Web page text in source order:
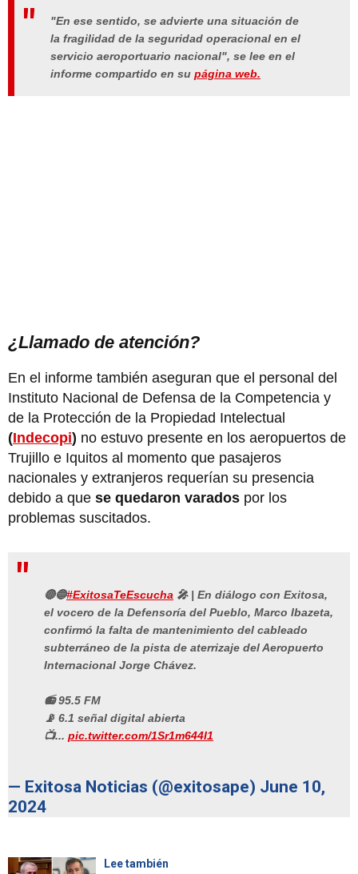
"En ese sentido, se advierte una situación de
la fragilidad de la seguridad operacional en el
servicio aeroportuario nacional", se lee en el
informe compartido en su página web.
¿Llamado de atención?
En el informe también aseguran que el personal del
Instituto Nacional de Defensa de la Competencia y
de la Protección de la Propiedad Intelectual
(Indecopi) no estuvo presente en los aeropuertos de
Trujillo e Iquitos al momento que pasajeros
nacionales y extranjeros requerían su presencia
debido a que se quedaron varados por los
problemas suscitados.
🔴🔵#ExitosaTeEscucha 🎤 | En diálogo con Exitosa,
el vocero de la Defensoría del Pueblo, Marco Ibazeta,
confirmó la falta de mantenimiento del cableado
subterráneo de la pista de aterrizaje del Aeropuerto
Internacional Jorge Chávez.
📻 95.5 FM
📡 6.1 señal digital abierta
📺... pic.twitter.com/1Sr1m644I1
— Exitosa Noticias (@exitosape) June 10,
2024
Lee también